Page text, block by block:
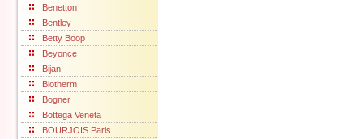
Benetton
Bentley
Betty Boop
Beyonce
Bijan
Biotherm
Bogner
Bottega Veneta
BOURJOIS Paris